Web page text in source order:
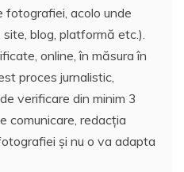
fotografiei, acolo unde
blog, platformă etc.).
online, în măsura în
proces jurnalistic,
verificare din minim 3
comunicare, redacția
și nu o va adapta